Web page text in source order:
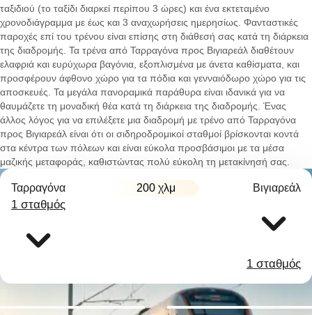
ταξιδιού (το ταξίδι διαρκεί περίπου 3 ώρες) και ένα εκτεταμένο
χρονοδιάγραμμα με έως και 3 αναχωρήσεις ημερησίως. Φανταστικές
παροχές επί του τρένου είναι επίσης στη διάθεσή σας κατά τη διάρκεια
της διαδρομής. Τα τρένα από Ταρραγόνα προς Βιγιαρεάλ διαθέτουν
ελαφριά και ευρύχωρα βαγόνια, εξοπλισμένα με άνετα καθίσματα, και
προσφέρουν άφθονο χώρο για τα πόδια και γενναιόδωρο χώρο για τις
αποσκευές. Τα μεγάλα πανοραμικά παράθυρα είναι ιδανικά για να
θαυμάζετε τη μοναδική θέα κατά τη διάρκεια της διαδρομής. Ένας
άλλος λόγος για να επιλέξετε μια διαδρομή με τρένο από Ταρραγόνα
προς Βιγιαρεάλ είναι ότι οι σιδηροδρομικοί σταθμοί βρίσκονται κοντά
στα κέντρα των πόλεων και είναι εύκολα προσβάσιμοι με τα μέσα
μαζικής μεταφοράς, καθιστώντας πολύ εύκολη τη μετακίνησή σας.
Ταρραγόνα 200 χλμ Βιγιαρεάλ
1 σταθμός
1 σταθμός